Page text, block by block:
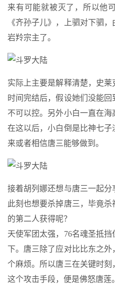
来有可能就被灭了，所以他
《齐孙子儿》，上驷对下驷
岩羚宗主了。
实际上主要是解释清楚，史
时间完结后，假设她们没能
不可以控。另外小白一直在
在这以后，小白倒是比神七
来或者相信唐三能够做到。
接着胡列娜还想与唐三一起
此刻也想要杀掉唐三，毕竟
的第二人获得呢？
天使军团太强，76名魂圣抵
下。唐三除了应对比比东之
个麻烦。所以唐三在关键时刻
这个攻击手段，便是佛怒唐莲。